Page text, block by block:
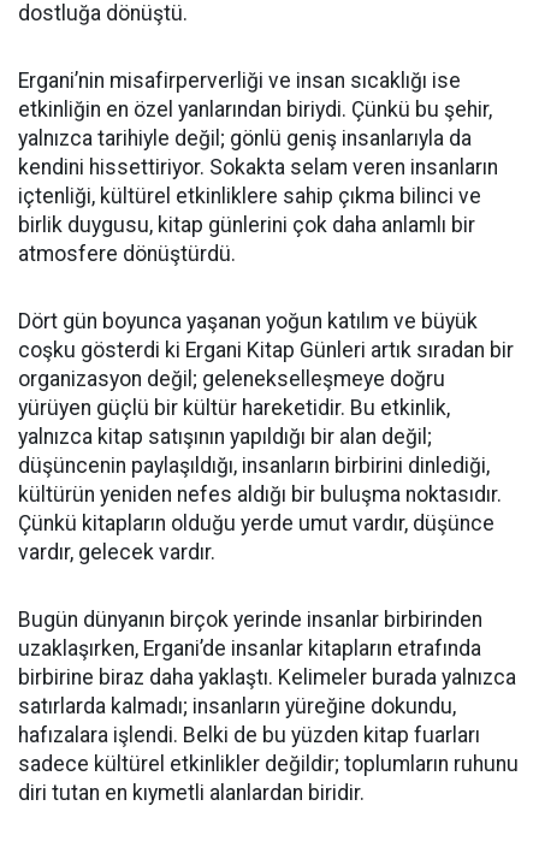
dostluğa dönüştü.
Ergani’nin misafirperverliği ve insan sıcaklığı ise
etkinliğin en özel yanlarından biriydi. Çünkü bu şehir,
yalnızca tarihiyle değil; gönlü geniş insanlarıyla da
kendini hissettiriyor. Sokakta selam veren insanların
içtenliği, kültürel etkinliklere sahip çıkma bilinci ve
birlik duygusu, kitap günlerini çok daha anlamlı bir
atmosfere dönüştürdü.
Dört gün boyunca yaşanan yoğun katılım ve büyük
coşku gösterdi ki Ergani Kitap Günleri artık sıradan bir
organizasyon değil; gelenekselleşmeye doğru
yürüyen güçlü bir kültür hareketidir. Bu etkinlik,
yalnızca kitap satışının yapıldığı bir alan değil;
düşüncenin paylaşıldığı, insanların birbirini dinlediği,
kültürün yeniden nefes aldığı bir buluşma noktasıdır.
Çünkü kitapların olduğu yerde umut vardır, düşünce
vardır, gelecek vardır.
Bugün dünyanın birçok yerinde insanlar birbirinden
uzaklaşırken, Ergani’de insanlar kitapların etrafında
birbirine biraz daha yaklaştı. Kelimeler burada yalnızca
satırlarda kalmadı; insanların yüreğine dokundu,
hafızalara işlendi. Belki de bu yüzden kitap fuarları
sadece kültürel etkinlikler değildir; toplumların ruhunu
diri tutan en kıymetli alanlardan biridir.